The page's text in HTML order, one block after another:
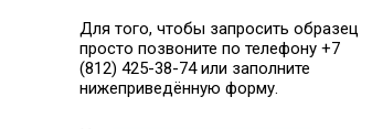
Для того, чтобы запросить образец
просто позвоните по телефону +7
(812) 425-38-74 или заполните
нижеприведённую форму.